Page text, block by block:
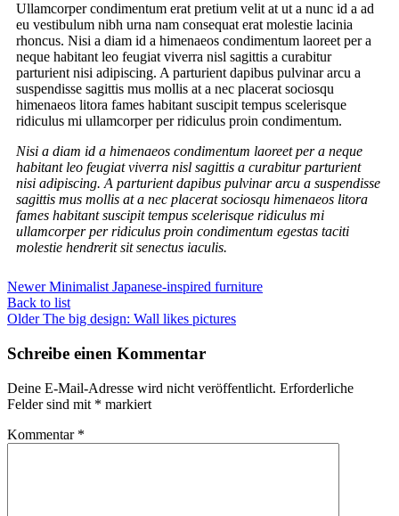
Ullamcorper condimentum erat pretium velit at ut a nunc id a ad
eu vestibulum nibh urna nam consequat erat molestie lacinia
rhoncus. Nisi a diam id a himenaeos condimentum laoreet per a
neque habitant leo feugiat viverra nisl sagittis a curabitur
parturient nisi adipiscing. A parturient dapibus pulvinar arcu a
suspendisse sagittis mus mollis at a nec placerat sociosqu
himenaeos litora fames habitant suscipit tempus scelerisque
ridiculus mi ullamcorper per ridiculus proin condimentum.
Nisi a diam id a himenaeos condimentum laoreet per a neque
habitant leo feugiat viverra nisl sagittis a curabitur parturient
nisi adipiscing. A parturient dapibus pulvinar arcu a suspendisse
sagittis mus mollis at a nec placerat sociosqu himenaeos litora
fames habitant suscipit tempus scelerisque ridiculus mi
ullamcorper per ridiculus proin condimentum egestas taciti
molestie hendrerit sit senectus iaculis.
Newer Minimalist Japanese-inspired furniture
Back to list
Older The big design: Wall likes pictures
Schreibe einen Kommentar
Deine E-Mail-Adresse wird nicht veröffentlicht. Erforderliche
Felder sind mit * markiert
Kommentar *